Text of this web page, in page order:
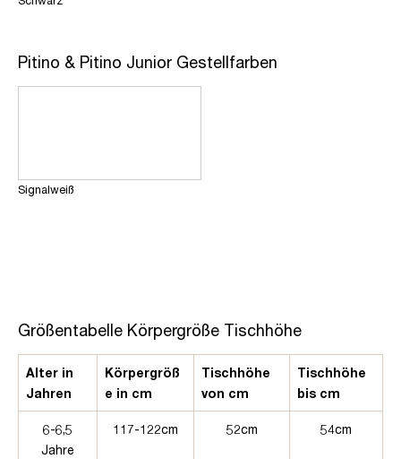
Pitino & Pitino Junior Gestellfarben
Signalweiß
Größentabelle Körpergröße Tischhöhe
Alter in
Jahren
Körpergröß
e in cm
Tischhöhe
von cm
Tischhöhe
bis cm
6-6,5
Jahre
117-122cm 52cm 54cm